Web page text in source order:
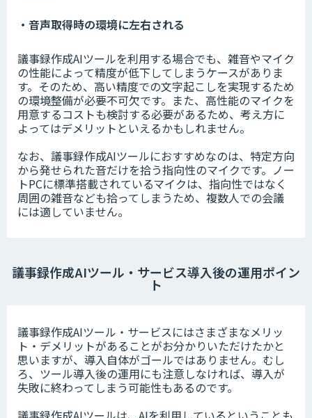
・音声取得時の環境に左右される
議事録作成AIツールを利用する場合でも、雑音やマイク
の性能によって精度が低下してしまうケースがありま
す。そのため、高い精度での文字起こしを実現するため
の環境整備が必要不可欠です。また、高性能のマイクを
用意するコストも検討する必要があるため、考え方に
よってはデメリットといえるかもしれません。
なお、議事録作成AIツールにおすすめなのは、特定方向
から発せられた音だけを拾う指向性のマイクです。ノー
トPCに標準搭載されているマイクは、指向性ではなく
周囲の雑音なども拾ってしまうため、複数人での会議
には適していません。
議事録作成AIツール・サービス導入後の運用ポイン
ト
議事録作成AIツール・サービスにはさまざまなメリッ
ト・デメリットがあることがお分かりいただけたかと
思いますが、導入自体がゴールではありません。むし
ろ、ツール導入後の運用にも注意しなければ、導入が
失敗に終わってしまう可能性もあるのです。